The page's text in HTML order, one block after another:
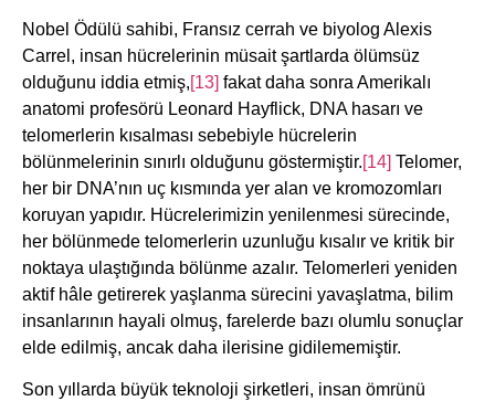
Nobel Ödülü sahibi, Fransız cerrah ve biyolog Alexis
Carrel, insan hücrelerinin müsait şartlarda ölümsüz
olduğunu iddia etmiş,[13] fakat daha sonra Amerikalı
anatomi profesörü Leonard Hayflick, DNA hasarı ve
telomerlerin kısalması sebebiyle hücrelerin
bölünmelerinin sınırlı olduğunu göstermiştir.[14] Telomer,
her bir DNA’nın uç kısmında yer alan ve kromozomları
koruyan yapıdır. Hücrelerimizin yenilenmesi sürecinde,
her bölünmede telomerlerin uzunluğu kısalır ve kritik bir
noktaya ulaştığında bölünme azalır. Telomerleri yeniden
aktif hâle getirerek yaşlanma sürecini yavaşlatma, bilim
insanlarının hayali olmuş, farelerde bazı olumlu sonuçlar
elde edilmiş, ancak daha ilerisine gidilememiştir.
Son yıllarda büyük teknoloji şirketleri, insan ömrünü